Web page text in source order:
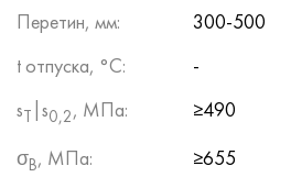
Перетин, мм:
300-500
t отпуска, °C:
-
sТ |s0,2, МПа:
≥490
σB, МПа:
≥655